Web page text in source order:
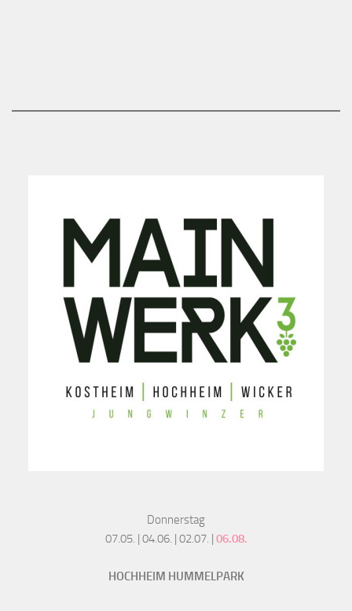
Donnerstag
07.05. | 04.06. | 02.07. | 06.08.
HOCHHEIM HUMMELPARK